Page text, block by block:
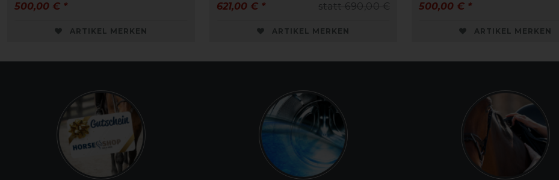
500,00 € *
ARTIKEL MERKEN
statt 690,00 €
621,00 € *
ARTIKEL MERKEN
500,00 € *
ARTIKEL MERKEN